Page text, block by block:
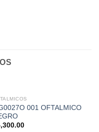
001 OFTALMICO